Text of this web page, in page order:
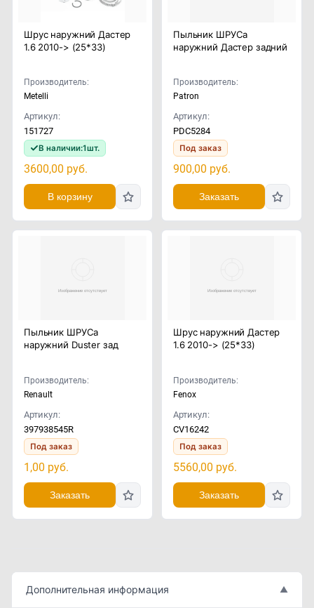
Шрус наружний Дастер
1.6 2010-> (25*33)
Производитель:
Metelli
Артикул:
151727
В наличии:1шт.
3600,00 руб.
В корзину
Пыльник ШРУСа
наружний Дастер задний
Производитель:
Patron
Артикул:
PDC5284
Под заказ
900,00 руб.
Заказать
Пыльник ШРУСа
наружний Duster зад
Производитель:
Renault
Артикул:
397938545R
Под заказ
1,00 руб.
Заказать
Шрус наружний Дастер
1.6 2010-> (25*33)
Производитель:
Fenox
Артикул:
CV16242
Под заказ
5560,00 руб.
Заказать
Дополнительная информация ▲